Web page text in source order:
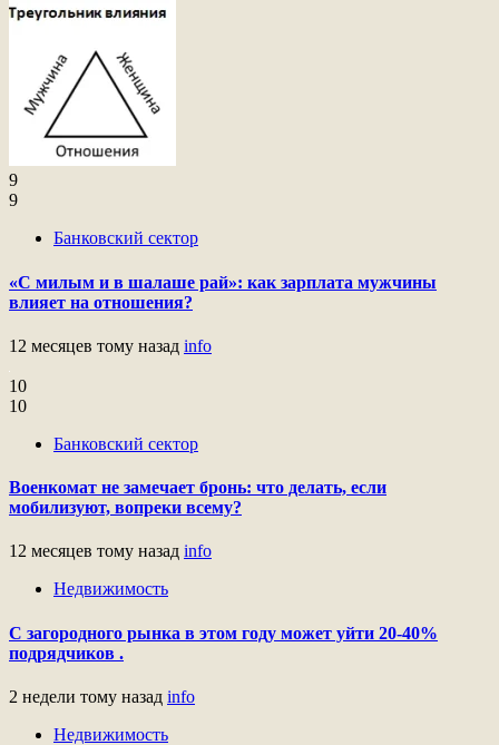
9
9
Банковский сектор
«С милым и в шалаше рай»: как зарплата мужчины
влияет на отношения?
12 месяцев тому назад info
10
10
Банковский сектор
Военкомат не замечает бронь: что делать, если
мобилизуют, вопреки всему?
12 месяцев тому назад info
Недвижимость
С загородного рынка в этом году может уйти 20-40%
подрядчиков .
2 недели тому назад info
Недвижимость